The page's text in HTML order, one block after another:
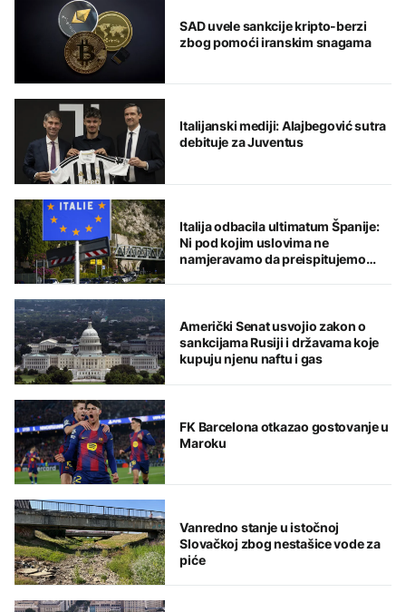
SAD uvele sankcije kripto-berzi
zbog pomoći iranskim snagama
Italijanski mediji: Alajbegović sutra
debituje za Juventus
Italija odbacila ultimatum Španije:
Ni pod kojim uslovima ne
namjeravamo da preispitujemo
Američki Senat usvojio zakon o
sankcijama Rusiji i državama koje
kupuju njenu naftu i gas
FK Barcelona otkazao gostovanje u
Maroku
Vanredno stanje u istočnoj
Slovačkoj zbog nestašice vode za
piće